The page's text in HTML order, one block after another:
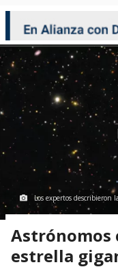
Los expertos describieron
Astrónomos
estrella